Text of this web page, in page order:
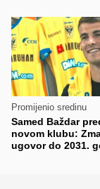
Promijenio sredinu
Samed Baždar
novom klubu:
ugovor do 2031.